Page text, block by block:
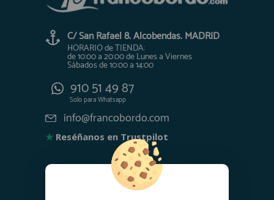
C/ San Rafael 8. Alcobendas. MADRID
HORARIO de TIENDA:
de 10:00 a 20:00 de Lunes a Viernes
Sábados de 10:00 a 14:00
910 51 49 87
Solo paraWhatsapp
info@francobordo.com
★ Reséñanos en Trustpilot